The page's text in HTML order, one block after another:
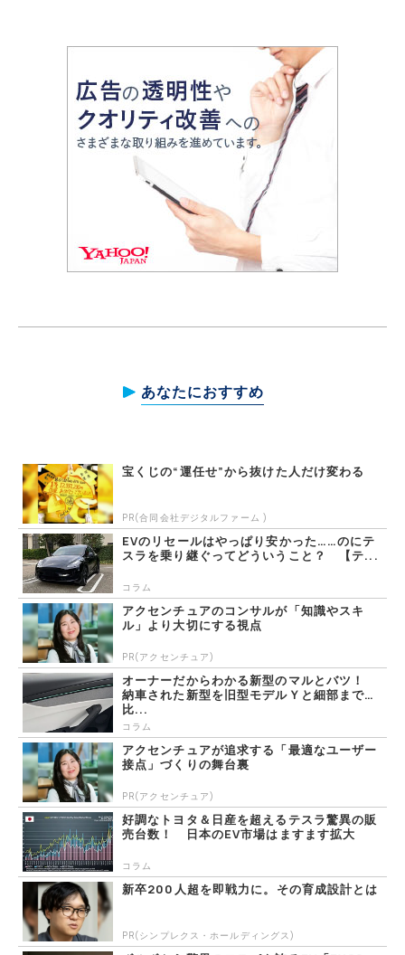
あなたにおすすめ
宝くじの“運任せ”から抜けた人だけ変わる
PR(合同会社デジタルファーム )
EVのリセールはやっぱり安かった……のにテ
スラを乗り継ぐってどういうこと？ 【テ...
コラム
アクセンチュアのコンサルが「知識やスキ
ル」より大切にする視点
PR(アクセンチュア)
オーナーだからわかる新型のマルとバツ！
納車された新型を旧型モデルＹと細部まで
比...
コラム
アクセンチュアが追求する「最適なユーザー
接点」づくりの舞台裏
PR(アクセンチュア)
好調なトヨタ＆日産を超えるテスラ驚異の販
売台数！ 日本のEV市場はますます拡大
コラム
新卒200人超を即戦力に。その育成設計とは
PR(シンプレクス・ホールディングス)